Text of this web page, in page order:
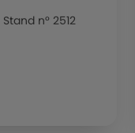
n° 2512